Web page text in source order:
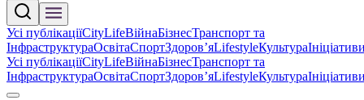
Усі публікаціїCityLifeВійнаБізнесТранспорт та
ІнфраструктураОсвітаСпортЗдоровʼяLifestyleКультура
Усі публікаціїCityLifeВійнаБізнесТранспорт та
ІнфраструктураОсвітаСпортЗдоровʼяLifestyleКультура